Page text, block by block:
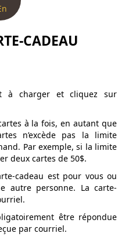
CADEAU
à charger et cliquez sur
à la fois, en autant que
n’excède pas la limite
Par exemple, si la limite
deux cartes de 50$.
cadeau est pour vous ou
autre personne. La carte-
être répondue
par courriel.